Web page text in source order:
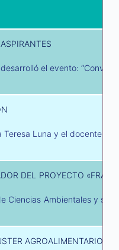
el evento:
Teresa Luna y el docente
DEL PROYECTO
Ciencias Ambientales y su
AGROALIMENTARIO